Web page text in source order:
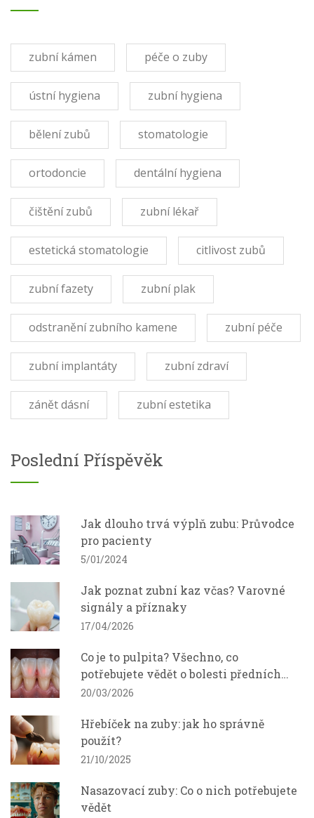
zubní kámen péče o zuby
ústní hygiena zubní hygiena
bělení zubů stomatologie
ortodoncie dentální hygiena
čištění zubů zubní lékař
estetická stomatologie citlivost zubů
zubní fazety zubní plak
odstranění zubního kamene zubní péče
zubní implantáty zubní zdraví
zánět dásní zubní estetika
Poslední Příspěvěk
Jak dlouho trvá výplň zubu: Průvodce
pro pacienty
5/01/2024
Jak poznat zubní kaz včas? Varovné
signály a příznaky
17/04/2026
Co je to pulpita? Všechno, co
potřebujete vědět o bolesti předních
zubů
20/03/2026
Hřebíček na zuby: jak ho správně
použít?
21/10/2025
Nasazovací zuby: Co o nich potřebujete
vědět